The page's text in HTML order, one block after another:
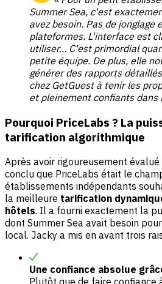
Summer Sea, c'est
avez besoin. Pas de jonglage
plateformes. L'interface est
utiliser... C'est primordial
petite équipe. De plus, elle
générer des rapports
chez GetGuest à tenir les
et pleinement confiants dans
Pourquoi PriceLabs ? La
tarification algorithmique
Après avoir rigoureusement
conclu que PriceLabs était le
établissements indépendants
la meilleure tarification
hôtels. Il a fourni exactement la
dont Summer Sea avait besoin
local. Jacky a mis en avant trois
Une confiance absolue